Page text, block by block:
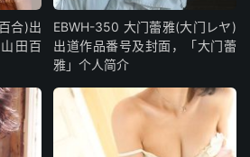
合)出
田百
EBWH-350 大门蕾雅(大门レヤ)
出道作品番号及封面，「大门蕾
雅」个人简介